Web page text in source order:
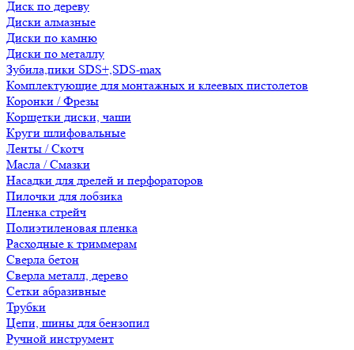
Диск по дереву
Диски алмазные
Диски по камню
Диски по металлу
Зубила,пики SDS+,SDS-max
Комплектующие для монтажных и клеевых пистолетов
Коронки / Фрезы
Корщетки диски, чаши
Круги шлифовальные
Ленты / Скотч
Масла / Смазки
Насадки для дрелей и перфораторов
Пилочки для лобзика
Пленка стрейч
Полиэтиленовая пленка
Расходные к триммерам
Сверла бетон
Сверла металл, дерево
Сетки абразивные
Трубки
Цепи, шины для бензопил
Ручной инструмент